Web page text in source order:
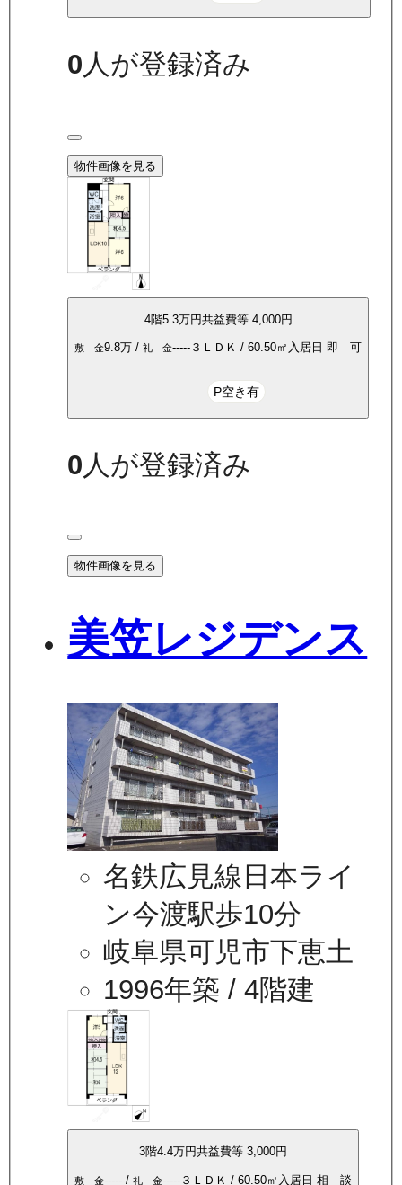
0人が登録済み
物件画像を見る
4階5.3万円共益費等 4,000円
敷 金9.8万 /礼 金----- ３ＬＤＫ /60.50㎡ 入居日 即 可
P空き有
0 人が登録済み
物件画像を見る
美笠レジデンス
名鉄広見線日本ライ
ン今渡駅歩10分
岐阜県可児市下恵土
1996年築 / 4階建
3階4.4万円共益費等3,000円
敷 金----- /礼 金----- ３ＬＤＫ /60.50㎡ 入居日相 談